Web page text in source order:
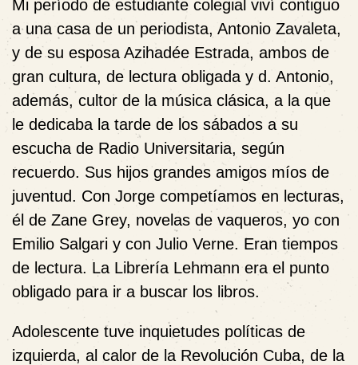
Mi período de estudiante colegial viví contiguo
a una casa de un periodista, Antonio Zavaleta,
y de su esposa Azihadée Estrada, ambos de
gran cultura, de lectura obligada y d. Antonio,
además, cultor de la música clásica, a la que
le dedicaba la tarde de los sábados a su
escucha de Radio Universitaria, según
recuerdo. Sus hijos grandes amigos míos de
juventud. Con Jorge competíamos en lecturas,
él de Zane Grey, novelas de vaqueros, yo con
Emilio Salgari y con Julio Verne. Eran tiempos
de lectura. La Librería Lehmann era el punto
obligado para ir a buscar los libros.
Adolescente tuve inquietudes políticas de
izquierda, al calor de la Revolución Cuba, de la